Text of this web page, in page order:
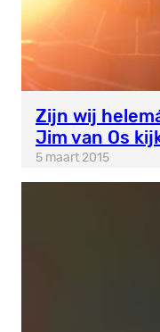
Zijn wij
Jim van Os
5 maart 2015